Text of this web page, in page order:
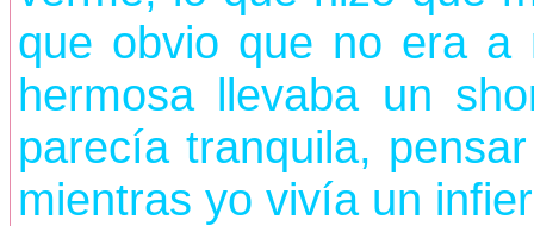
que obvio que no era a
hermosa llevaba un
parecía tranquila,
mientras yo vivía un